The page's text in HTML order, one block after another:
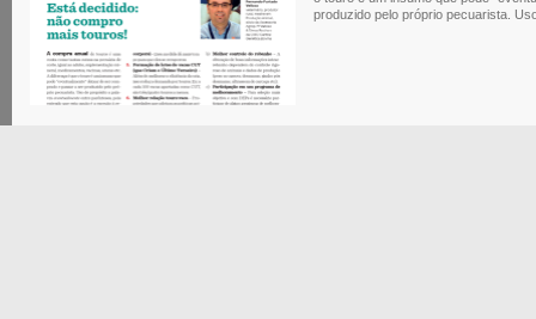
produzido pelo próprio pecuarista.